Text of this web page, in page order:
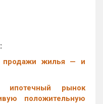
продажи жилья — и
ипотечный рынок
положительную